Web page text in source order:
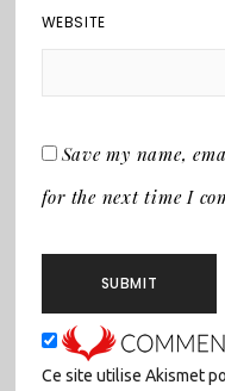
WEBSITE
Save my name,
for the next time I
Ce site utilise Akismet